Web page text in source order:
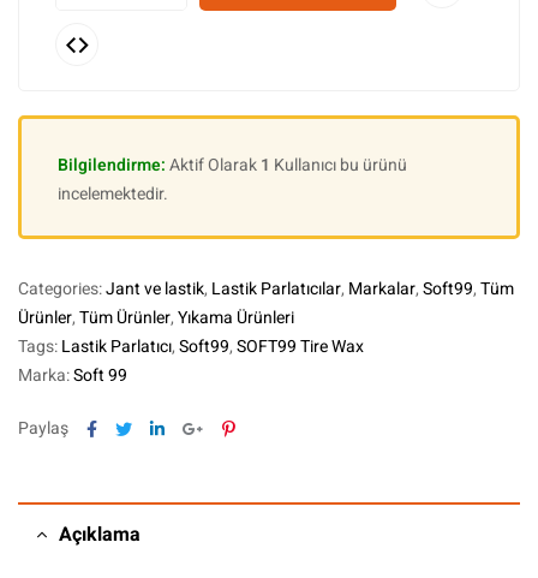
Bilgilendirme:Aktif Olarak1 Kullanıcı bu ürünü
incelemektedir.
Categories:Jant ve lastik, Lastik Parlatıcılar, Markalar,Soft99,Tüm
Ürünler,Tüm Ürünler,Yıkama Ürünleri
Tags:Lastik Parlatıcı,Soft99,SOFT99 Tire Wax
Marka:Soft 99
Paylaş Facebook
TwitterLinkedinGoogle+Pinterest
Açıklama